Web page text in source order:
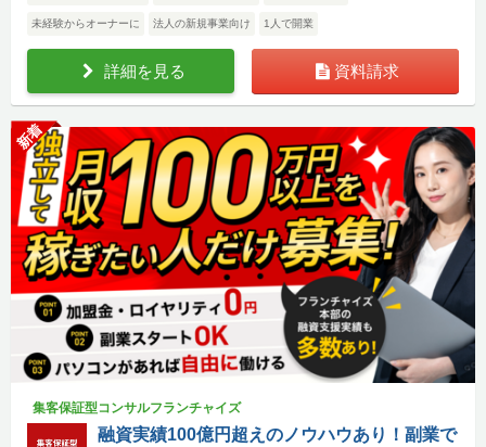
未経験からオーナーに 法人の新規事業向け 1人で開業
詳細を見る 資料請求
新着
集客保証型コンサルフランチャイズ
融資実績100億円超えのノウハウあり！副業で